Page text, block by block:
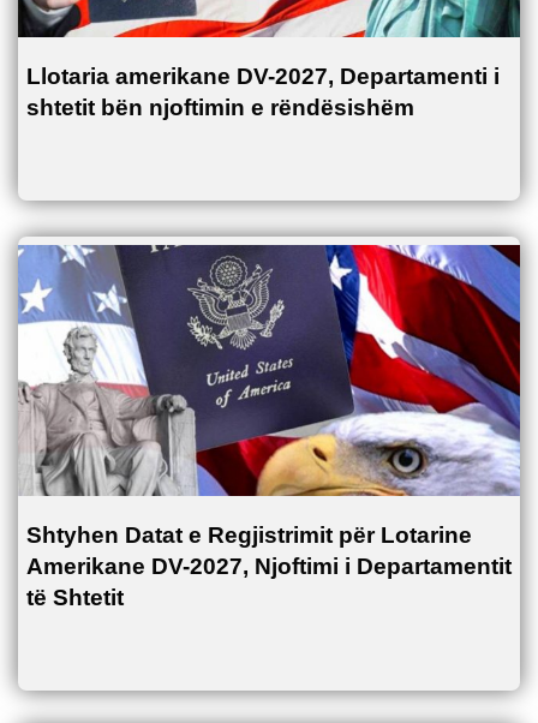
Llotaria amerikane DV-2027, Departamenti i
shtetit bën njoftimin e rëndësishëm
Shtyhen Datat e Regjistrimit për Lotarine
Amerikane DV-2027, Njoftimi i Departamentit
të Shtetit